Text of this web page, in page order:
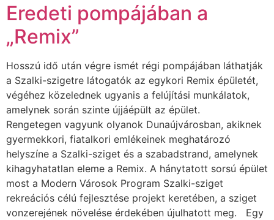
Eredeti pompájában a
„Remix”
Hosszú idő után végre ismét régi pompájában láthatják
a Szalki-szigetre látogatók az egykori Remix épületét,
végéhez közelednek ugyanis a felújítási munkálatok,
amelynek során szinte újjáépült az épület.
Rengetegen vagyunk olyanok Dunaújvárosban, akiknek
gyermekkori, fiatalkori emlékeinek meghatározó
helyszíne a Szalki-sziget és a szabadstrand, amelynek
kihagyhatatlan eleme a Remix. A hánytatott sorsú épület
most a Modern Városok Program Szalki-sziget
rekreációs célú fejlesztése projekt keretében, a sziget
vonzerejének növelése érdekében újulhatott meg. Egy